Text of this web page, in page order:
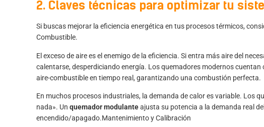
2. Claves técnicas para optimizar tu
Si buscas mejorar la eficiencia energética en tus procesos térmicos,
Combustible.
El exceso de aire es el enemigo de la eficiencia. Si entra más aire del
calentarse, desperdiciando energía. Los quemadores modernos
aire-combustible en tiempo real, garantizando una combustión perfecta.
En muchos procesos industriales, la demanda de calor es variable. Los
nada». Un quemador modulanteajusta su potencia a la demanda real
encendido/apagado.Mantenimiento y Calibración